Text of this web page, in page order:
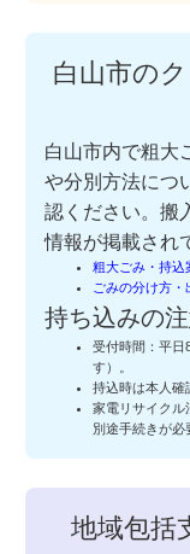
白山市の
白山市内で粗大
や分別方法につ
認ください。搬
情報が掲載され
粗大ごみ・持込
ごみの分け方・
持ち込みの
受付時間：平日
す）。
持込時は本人確
家電リサイクル
別途手続きが必
地域包括